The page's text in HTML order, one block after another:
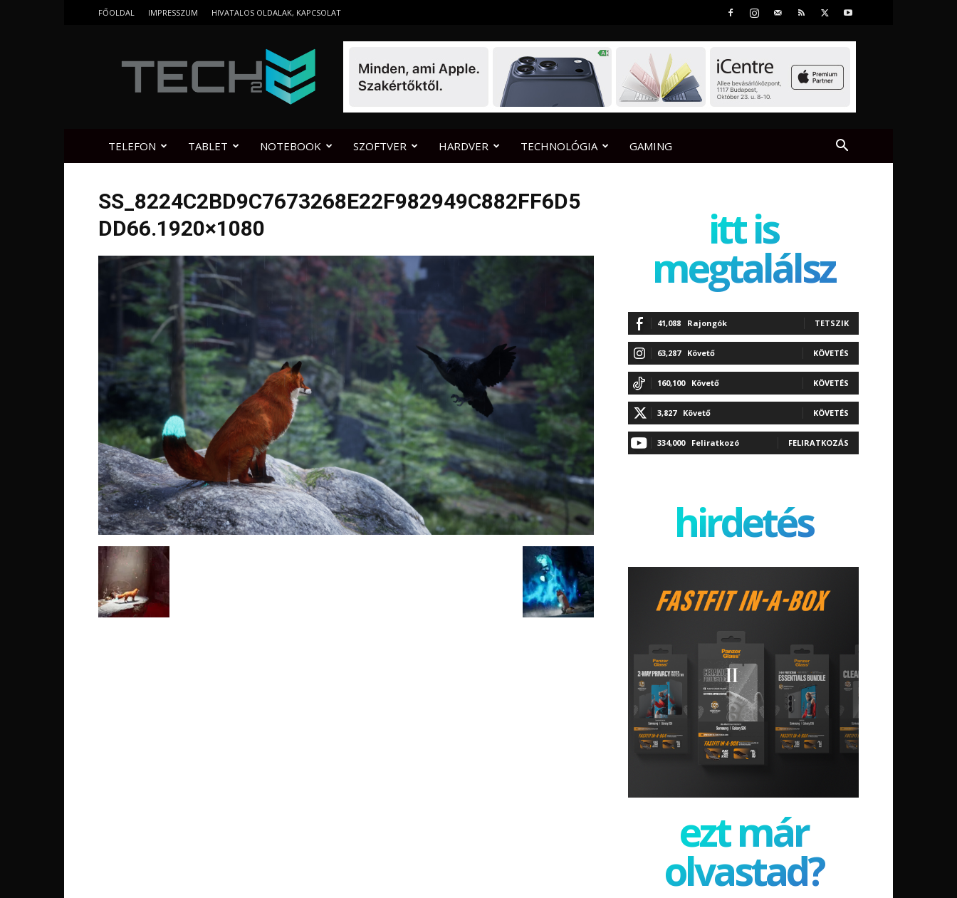
FŐOLDAL IMPRESSZUM HIVATALOS OLDALAK, KAPCSOLAT
TELEFON TABLET NOTEBOOK SZOFTVER HARDVER TECHNOLÓGIA GAMING
SS_8224C2BD9C7673268E22F982949C882FF6D5
DD66.1920×1080
itt is
megtalálsz
41,088 Rajongók TETSZIK
63,287 Követő KÖVETÉS
160,100 Követő KÖVETÉS
3,827 Követő KÖVETÉS
334,000 Feliratkozó FELIRATKOZÁS
hirdetés
ezt már
olvastad?